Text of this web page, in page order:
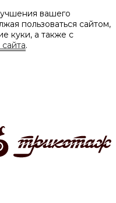
вашего
пользоваться сайтом,
куки, а также с
.